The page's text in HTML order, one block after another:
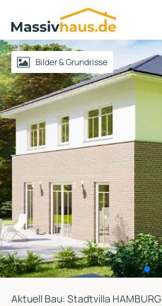
Massivhaus
Logo
AnmeldenBilder & Grundrisse
Aktuell Bau: Stadtvilla HAMBURG